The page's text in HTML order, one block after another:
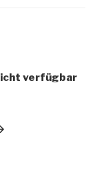
verfügbar